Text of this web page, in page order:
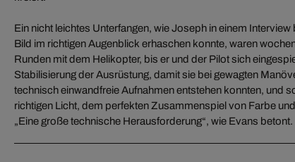
Ein nicht leichtes Unterfangen, wie Joseph in einem
Bild im richtigen Augenblick erhaschen konnte, waren
Runden mit dem Helikopter, bis er und der Pilot sich
Stabilisierung der Ausrüstung, damit sie bei gewagten
technisch einwandfreie Aufnahmen entstehen konnten, und
richtigen Licht, dem perfekten Zusammenspiel von Farbe
„Eine große technische Herausforderung“, wie Evans betont.